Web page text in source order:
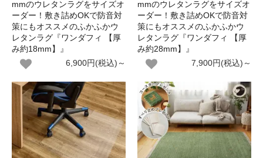
mmのウレタンラグをサイズオ
ーダー！敷き詰めOKで防音対
策にもオススメのふかふかウ
レタンラグ『ワンダフィ 【厚
み約18mm】』
6,900円(税込)～
mmのウレタンラグをサイズオ
ーダー！敷き詰めOKで防音対
策にもオススメのふかふかウ
レタンラグ『ワンダフィ 【厚
み約28mm】』
7,900円(税込)～